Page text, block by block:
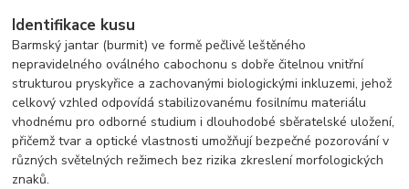
Identifikace kusu
Barmský jantar (burmit) ve formě pečlivě leštěného
nepravidelného oválného cabochonu s dobře čitelnou vnitřní
strukturou pryskyřice a zachovanými biologickými inkluzemi, jehož
celkový vzhled odpovídá stabilizovanému fosilnímu materiálu
vhodnému pro odborné studium i dlouhodobé sběratelské uložení,
přičemž tvar a optické vlastnosti umožňují bezpečné pozorování v
různých světelných režimech bez rizika zkreslení morfologických
znaků.